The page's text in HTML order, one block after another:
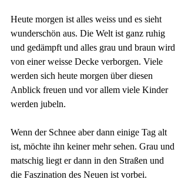
Heute morgen ist alles weiss und es sieht
wunderschön aus. Die Welt ist ganz ruhig
und gedämpft und alles grau und braun wird
von einer weisse Decke verborgen. Viele
werden sich heute morgen über diesen
Anblick freuen und vor allem viele Kinder
werden jubeln.
Wenn der Schnee aber dann einige Tag alt
ist, möchte ihn keiner mehr sehen. Grau und
matschig liegt er dann in den Straßen und
die Faszination des Neuen ist vorbei.